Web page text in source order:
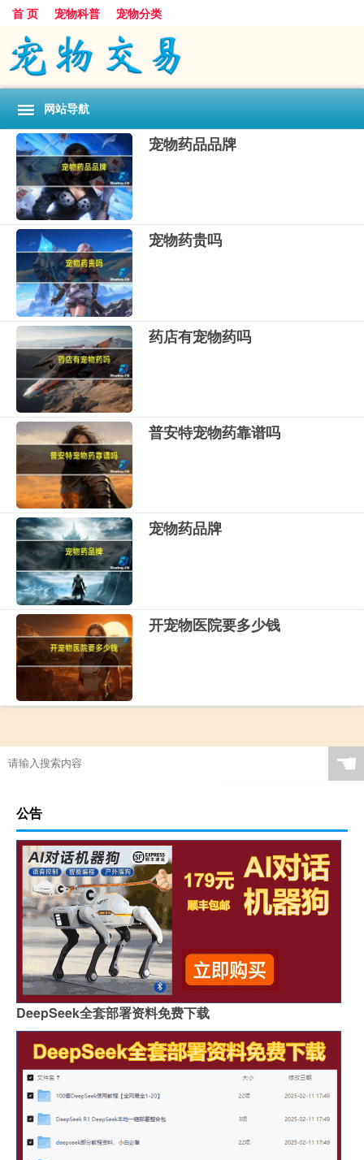
首 页 宠物科普 宠物分类
网站导航
宠物药品品牌
宠物药贵吗
药店有宠物药吗
普安特宠物药靠谱吗
宠物药品牌
开宠物医院要多少钱
☚
公告
DeepSeek全套部署资料免费下载